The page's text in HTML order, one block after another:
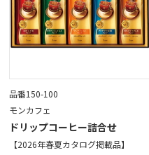
品番150-100
モンカフェ
ドリップコーヒー詰合せ
【2026年春夏カタログ掲載品】